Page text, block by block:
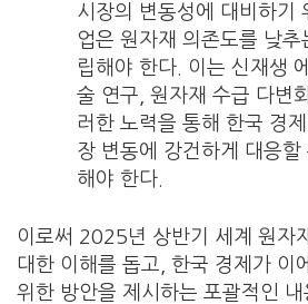
시장의 변동성에 대비하기
업은 원자재 의존도를 낮
립해야 한다. 이는 신재생
술 연구, 원자재 수급 다변
러한 노력을 통해 한국 경
장 변동에 강건하게 대응
해야 한다.
이로써 2025년 상반기 세계 원자
대한 이해를 돕고, 한국 경제가 이
위한 방안을 제시하는 포괄적인 내